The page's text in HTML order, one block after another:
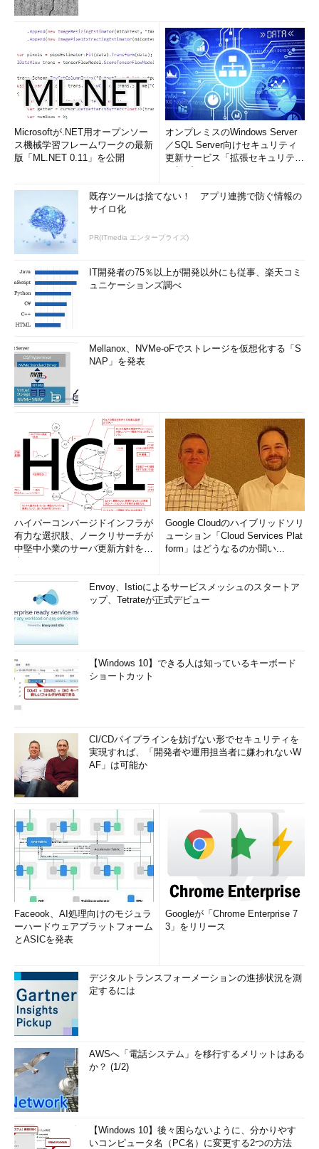
Microsoftが.NET用オープンソー
ス機械学習フレームワークの最新
版「ML.NET 0.11」を公開
オンプレミスのWindows Server
／SQL Server向けセキュリティ
更新サービス「拡張セキュリティ
既存ツールは捨てない！ アプリ連携で防ぐ情報の
サイロ化
PR(ITmedia エンタープライズ)
IT開発者の75％以上が開発以外にも従事、楽天コミ
ュニケーションズ調べ
Mellanox、NVMe-oFでストレージを仮想化する「S
NAP」を発表
ハイパーコンバージドインフラが
有力な選択肢、ノークリサーチが
中堅中小業のサーバ更新方針を調
Google Cloudのハイブリッドソリ
ューション「Cloud Services Plat
form」はどうなるのか聞い...
Envoy、Istioによるサービスメッシュのスタートア
ップ、Tetrateが正式デビュー
【Windows 10】できる人は知っているキーボード
ショートカット
CI/CDパイプラインを妨げない形でセキュリティを
実現すれば、「開発者や運用担当者に嫌われないW
AF」は可能か
Faceook、AI処理向けのモジュラ
ーハードウェアプラットフォーム
とASICを発表
Googleが「Chrome Enterprise 7
3」をリリース
デジタルトランスフォーメーションの進捗状況を測
定するには
AWSへ「電話システム」を移行するメリットはある
か？ (1/2)
【Windows 10】後々困らないように、分かりやす
いコンピュータ名（PC名）に変更する2つの方法